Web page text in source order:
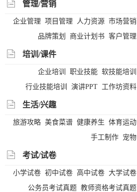
管理/营销
企业管理 项目管理 人力资源 市场营销
品牌策划
商业计划书 客户管理
培训/课件
企业培训 职业技能 软技能培训
行业技能培训
演讲PPT 工作坊资料
生活/兴趣
旅游攻略 美食菜谱 健康养生 体育运动
手工制作 宠物
考试/试卷
小学试卷 初中试卷 高中试卷 大学试卷
公务员考试真题 教师资格考试真题